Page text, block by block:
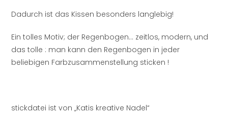
Dadurch ist das Kissen besonders langlebig!
Ein tolles Motiv; der Regenbogen… zeitlos, modern, und
das tolle : man kann den Regenbogen in jeder
beliebigen Farbzusammenstellung sticken !
stickdatei ist von „Katis kreative Nadel“